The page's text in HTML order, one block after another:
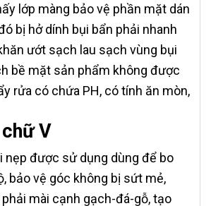
lớp màng bảo vệ phần mặt dán
bị hở dính bụi bẩn phải nhanh
ướt sạch lau sạch vùng bụi
bề mặt sản phẩm không được
rửa có chứa PH, có tính ăn mòn,
V
nẹp được sử dụng dùng để bo
bảo vệ góc không bị sứt mẻ,
mài cạnh gạch-đá-gỗ, tạo